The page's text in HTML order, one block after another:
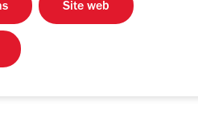
Site web